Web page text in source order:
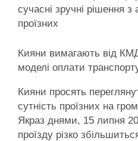
сучасні зручні рішення
проїзних
Кияни вимагають від
моделі оплати
Кияни просять
сутність проїзних на
Якраз днями, 15 липня
проїзду різко